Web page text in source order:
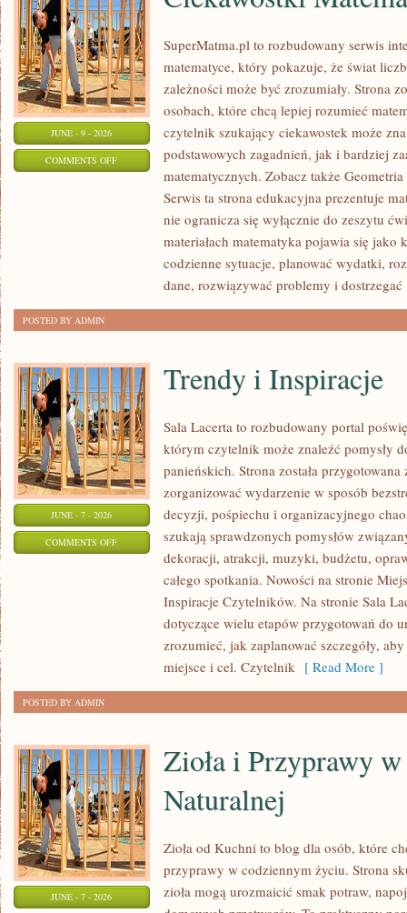
JUNE - 9 - 2026
COMMENTS OFFON
CIEKAWOSTKI
MATEMATYCZNE
SuperMatma.pl to rozbudowany serwis
matematyce, który pokazuje, że świat
zależności może być zrozumiały. Strona
osobach, które chcą lepiej rozumieć
czytelnik szukający ciekawostek może
podstawowych zagadnień, jak i bardziej
matematycznych. Zobacz także
Serwis ta strona edukacyjna prezentuje
nie ogranicza się wyłącznie do zeszytu
materiałach matematyka pojawia się
codzienne sytuacje, planować wydatki,
dane, rozwiązywać problemy i dostrzegać
POSTED BY ADMIN
JUNE - 7 - 2026
COMMENTS OFFON
INSPIRACJE
Trendy i Inspiracje
Sala Lacerta to rozbudowany portal
którym czytelnik może znaleźć pomysły
panieńskich. Strona została
zorganizować wydarzenie w sposób
decyzji, pośpiechu i organizacyjnego
szukają sprawdzonych pomysłów
dekoracji, atrakcji, muzyki, budżetu,
całego spotkania. Nowości na stronie
Inspiracje Czytelników. Na stronie Sala
dotyczące wielu etapów przygotowań do
zrozumieć, jak zaplanować szczegóły,
miejsce i cel. Czytelnik [ Read More ]
POSTED BY ADMIN
JUNE - 7 - 2026
Zioła i Przyprawy
Naturalnej
Zioła od Kuchni to blog dla osób, które
przyprawy w codziennym życiu. Strona
zioła mogą urozmaicić smak potraw,